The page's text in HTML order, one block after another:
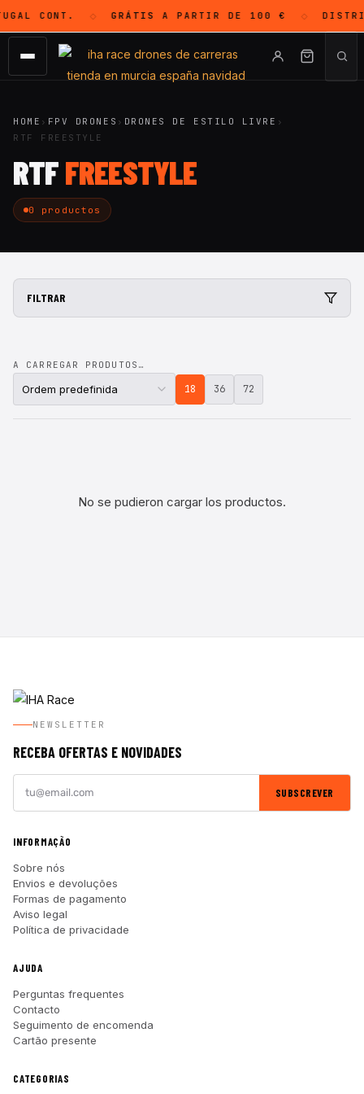
CONT. ◇ GRÁTISA PARTIR DE 100 € ◇
HOME › FPV DRONES › DRONES DE ESTILO LIVRE ›
RTF FREESTYLE
RTFFREESTYLE
0 productos
FILTRAR
A CARREGAR PRODUTOS…
18 36 72
No se pudieron cargar los productos.
NEWSLETTER
RECEBA OFERTAS E NOVIDADES
SUBSCREVER
INFORMAÇÃO
Sobre nós
Envios e devoluções
Formas de pagamento
Aviso legal
Política de privacidade
AJUDA
Perguntas frequentes
Contacto
Seguimento de encomenda
Cartão presente
CATEGORIAS